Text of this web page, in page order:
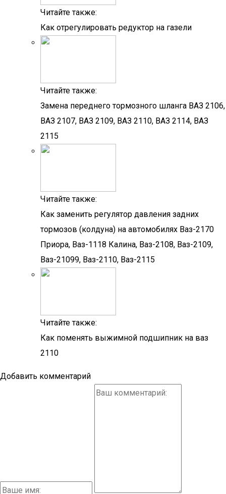
Читайте также:
Как отрегулировать редуктор на газели
Читайте также:
Замена переднего тормозного шланга ВАЗ 2106,
ВАЗ 2107, ВАЗ 2109, ВАЗ 2110, ВАЗ 2114, ВАЗ
2115
Читайте также:
Как заменить регулятор давления задних
тормозов (колдуна) на автомобилях Ваз-2170
Приора, Ваз-1118 Калина, Ваз-2108, Ваз-2109,
Ваз-21099, Ваз-2110, Ваз-2115
Читайте также:
Как поменять выжимной подшипник на ваз
2110
Добавить комментарий